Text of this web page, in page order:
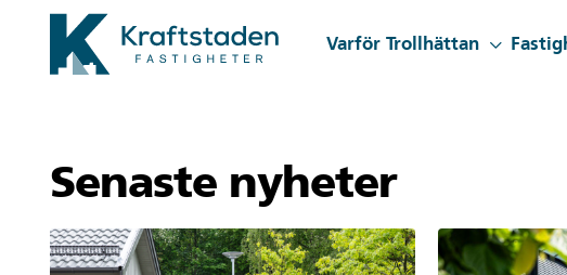
Gå till huvudinnehåll
Varför Trollhättan
Senaste nyheter